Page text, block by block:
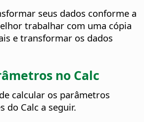
seus dados conforme a
trabalhar com uma cópia
e transformar os dados
no Calc
calcular os parâmetros
do Calc a seguir.